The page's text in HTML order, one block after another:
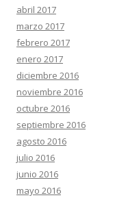
abril 2017
marzo 2017
febrero 2017
enero 2017
diciembre 2016
noviembre 2016
octubre 2016
septiembre 2016
agosto 2016
julio 2016
junio 2016
mayo 2016